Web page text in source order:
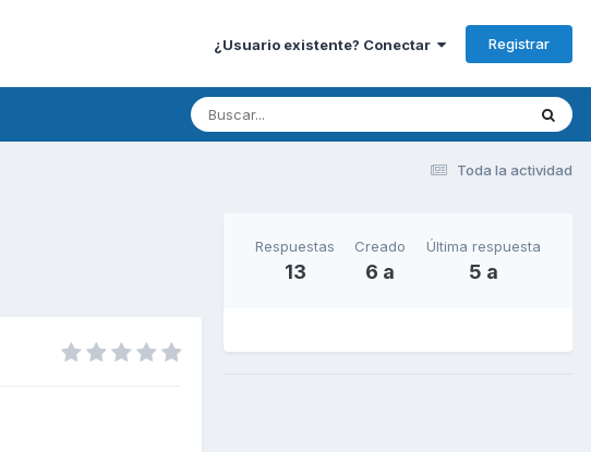
¿Usuario existente? Conectar Registrar
Toda la actividad
Respuestas
13
Creado
6 a
Última respuesta
5 a